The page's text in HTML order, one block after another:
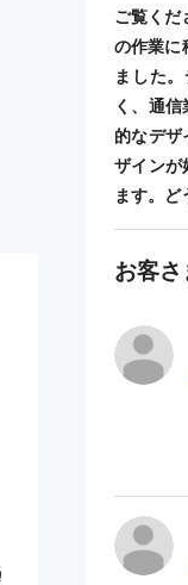
ご覧くだ
の作業に
ました
く、通
的なデ
ザインが
ます。ど
お客